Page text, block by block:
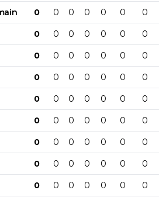
0 0 0 0 0 0 0
0 0 0 0 0 0 0
0 0 0 0 0 0 0
0 0 0 0 0 0 0
0 0 0 0 0 0 0
0 0 0 0 0 0 0
0 0 0 0 0 0 0
0 0 0 0 0 0 0
0 0 0 0 0 0 0